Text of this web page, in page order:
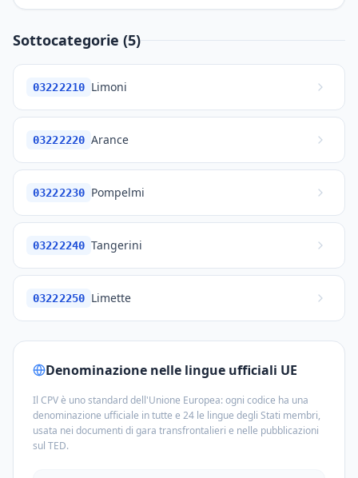
Sottocategorie (5)
03222210 Limoni
03222220 Arance
03222230 Pompelmi
03222240 Tangerini
03222250 Limette
Denominazione nelle lingue ufficiali UE
Il CPV è uno standard dell'Unione Europea: ogni codice ha una
denominazione ufficiale in tutte e 24 le lingue degli Stati membri,
usata nei documenti di gara transfrontalieri e nelle pubblicazioni
sul TED.